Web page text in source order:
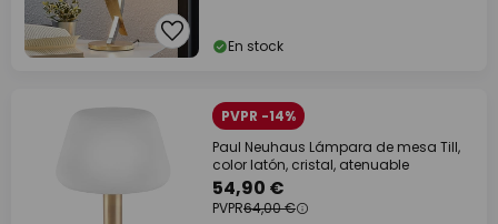
En stock
PVPR -14%
Paul Neuhaus Lámpara de mesa Till,
color latón, cristal, atenuable
54,90 €
PVPR64,00 €